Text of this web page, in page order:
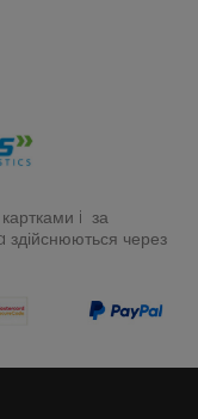
i за
здійснюються через